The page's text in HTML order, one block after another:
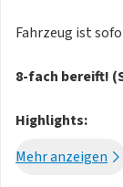
Fahrzeug ist
8-fach bereift!
Highlights:
Entriegelung
Mehr anzeigen